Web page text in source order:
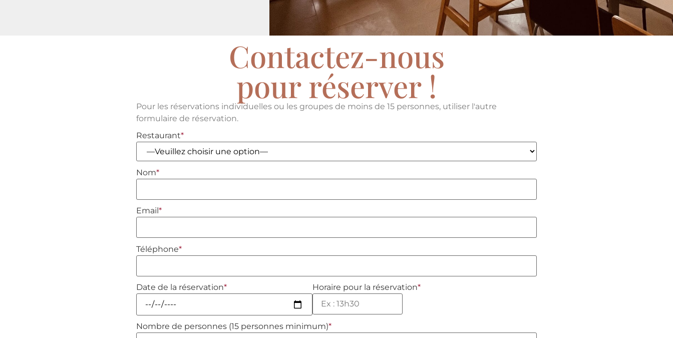
Contactez-nous
pour réserver !
Pour les réservations individuelles ou les groupes de moins de 15 personnes, utiliser l'autre
formulaire de réservation.
Restaurant*
Nom*
Email *
Téléphone*
Date de la réservation* Horaire pour la réservation*
Nombre de personnes (15 personnes minimum)*